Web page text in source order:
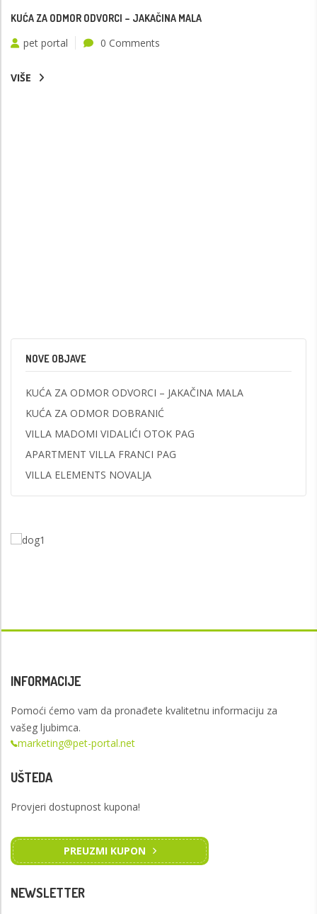
KUĆA ZA ODMOR ODVORCI – JAKAČINA MALA
pet portal 0 Comments
VIŠE
NOVE OBJAVE
KUĆA ZA ODMOR ODVORCI – JAKAČINA MALA
KUĆA ZA ODMOR DOBRANIĆ
VILLA MADOMI VIDALIĆI OTOK PAG
APARTMENT VILLA FRANCI PAG
VILLA ELEMENTS NOVALJA
INFORMACIJE
Pomoći ćemo vam da pronađete kvalitetnu informaciju za
vašeg ljubimca.
marketing@pet-portal.net
UŠTEDA
Provjeri dostupnost kupona!
PREUZMI KUPON
NEWSLETTER